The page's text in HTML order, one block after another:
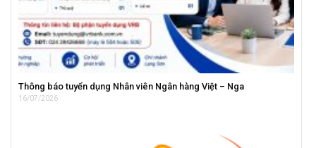
Thông báo tuyển dụng Nhân viên Ngân hàng Việt – Nga
16/07/2026